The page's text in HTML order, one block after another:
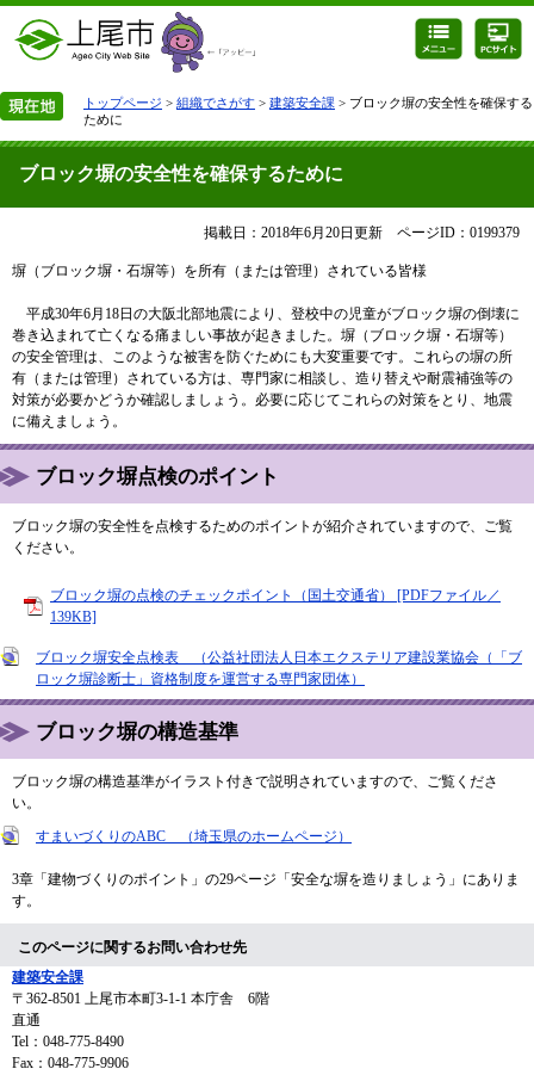
トップページ > 組織でさがす > 建築安全課 > ブロック塀の安全性を確保する
ために
ブロック塀の安全性を確保するために
掲載日：2018年6月20日更新 ページID：0199379
塀（ブロック塀・石塀等）を所有（または管理）されている皆様
平成30年6月18日の大阪北部地震により、登校中の児童がブロック塀の倒壊に
巻き込まれて亡くなる痛ましい事故が起きました。塀（ブロック塀・石塀等）
の安全管理は、このような被害を防ぐためにも大変重要です。これらの塀の所
有（または管理）されている方は、専門家に相談し、造り替えや耐震補強等の
対策が必要かどうか確認しましょう。必要に応じてこれらの対策をとり、地震
に備えましょう。
ブロック塀点検のポイント
ブロック塀の安全性を点検するためのポイントが紹介されていますので、ご覧
ください。
ブロック塀の点検のチェックポイント（国土交通省） [PDFファイル／
139KB]
ブロック塀安全点検表 （公益社団法人日本エクステリア建設業協会（「ブ
ロック塀診断士」資格制度を運営する専門家団体）
ブロック塀の構造基準
ブロック塀の構造基準がイラスト付きで説明されていますので、ご覧くださ
い。
すまいづくりのABC （埼玉県のホームページ）
3章「建物づくりのポイント」の29ページ「安全な塀を造りましょう」にありま
す。
このページに関するお問い合わせ先
建築安全課
〒362-8501 上尾市本町3-1-1 本庁舎 6階
直通
Tel：048-775-8490
Fax：048-775-9906